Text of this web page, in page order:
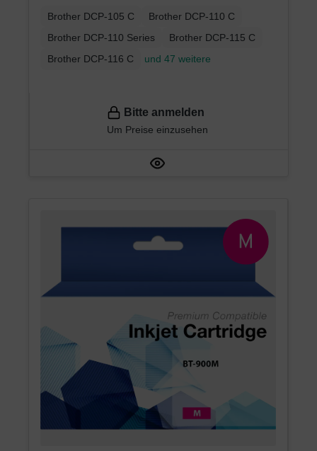
Brother DCP-105 C
Brother DCP-110 C
Brother DCP-110 Series
Brother DCP-115 C
Brother DCP-116 C
und 47 weitere
Bitte anmelden
Um Preise einzusehen